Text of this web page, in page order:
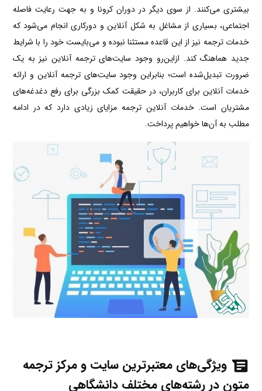
بیشتری می‌کنند. از سوی دیگر در دوران کرونا و به جهت رعایت فاصله
اجتماعی، بسیاری از مشاغل به شکل آنلاین و دورکاری انجام می‌شود که
خدمات ترجمه نیز از این قاعده مستثنا نبوده و می‌بایست خود را با شرایط
جدید هماهنگ کند. ازاین‌رو وجود سایت‌های ترجمه آنلاین نیز به یک
ضرورت تبدیل‌شده است؛ بنابراین وجود سایت‌های ترجمه آنلاین و ارائه
خدمات آنلاین برای کاربران، در حقیقت کمک بزرگی برای رفع دغدغه‌های
مشتریان است. خدمات آنلاین ترجمه مزایای زیادی دارد که در ادامه
مطلب به آن‌ها خواهیم پرداخت.
ویژگی‌های معتبرترین سایت و مرکز ترجمه
متون در رشته‌های مختلف دانشگاهی